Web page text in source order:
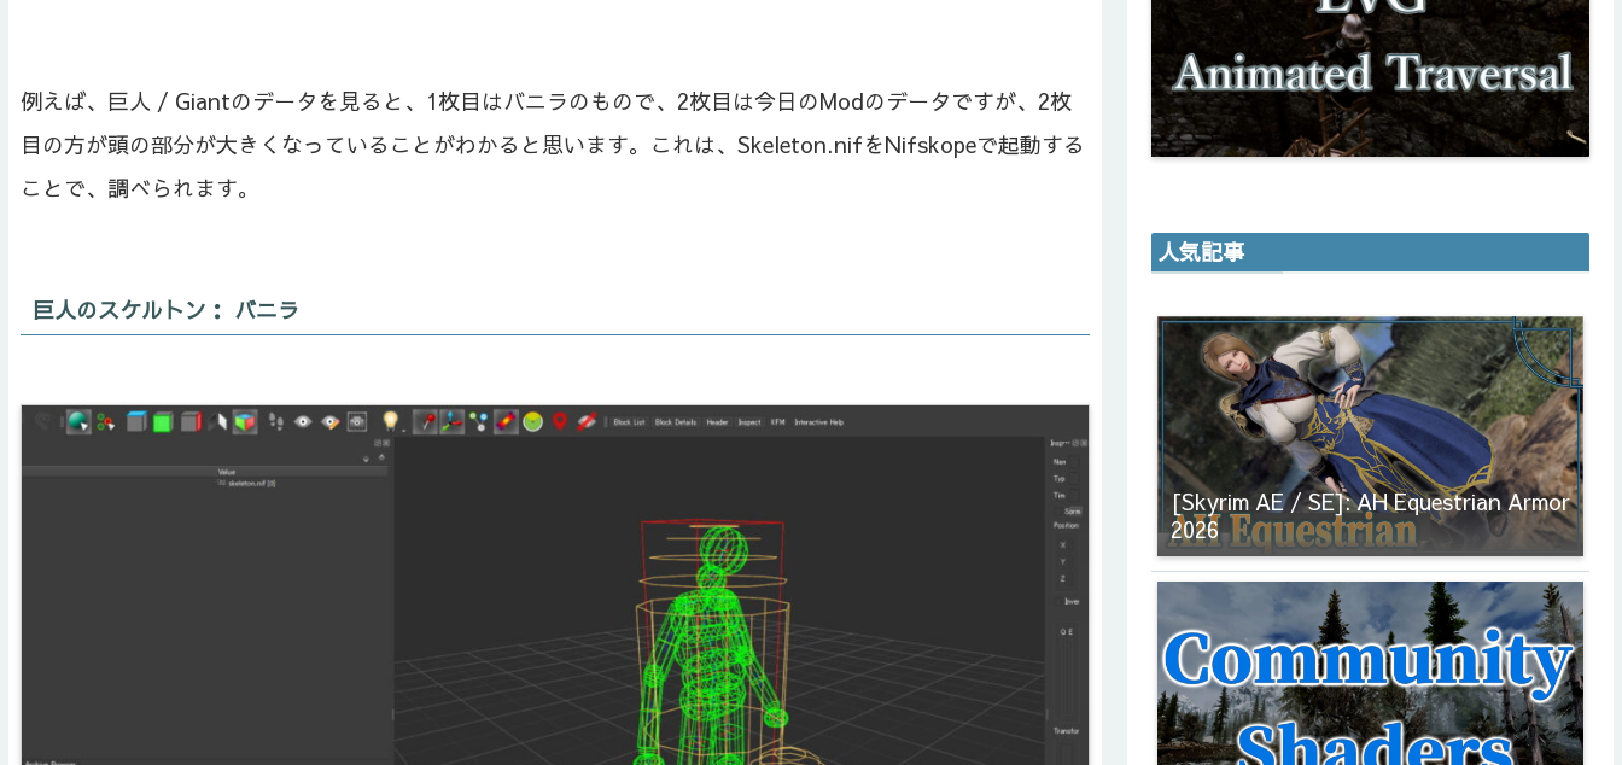
例えば、巨人 / Giantのデータを見ると、1枚目はバニラのもので、2枚目は今日のModのデータですが、2枚
目の方が頭の部分が大きくなっていることがわかると思います。これは、Skeleton.nifをNifskopeで起動する
ことで、調べられます。
巨人のスケルトン： バニラ
人気記事
[Skyrim AE / SE]: AH Equestrian Armor
2026